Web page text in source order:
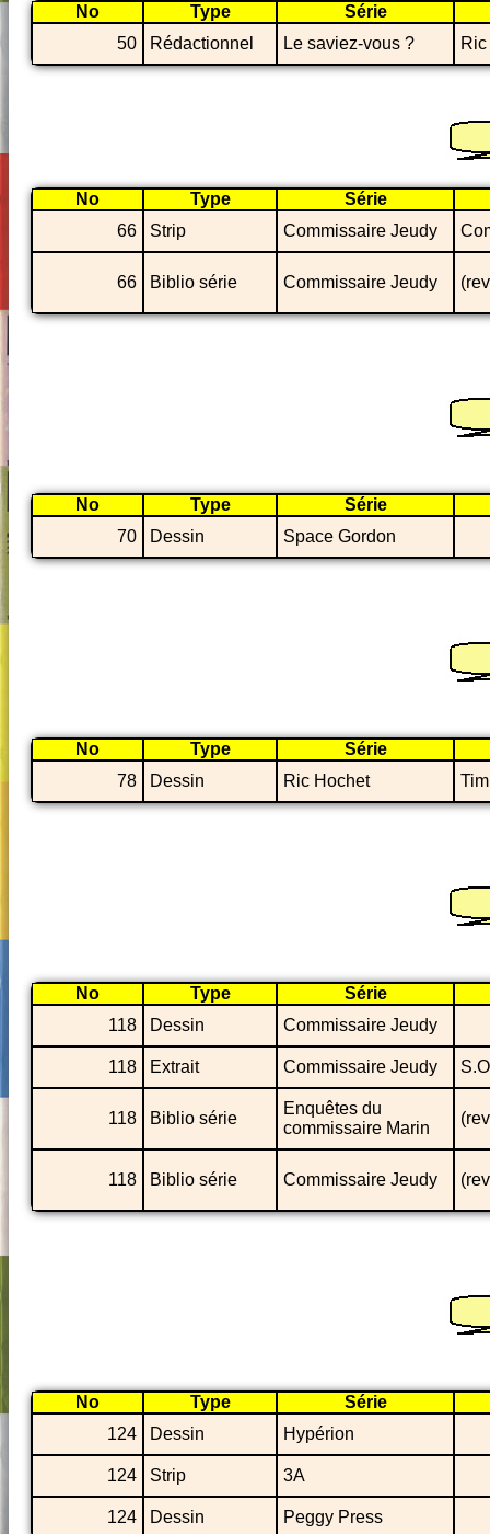
No Type
Série
50
Rédactionnel Le saviez-vous ?
No Type
Série
66
Strip Commissaire Jeudy
66 Biblio série Commissaire Jeudy
No Type
Série
70
Dessin Space Gordon
No Type
Série
78
Dessin Ric Hochet
No Type
Série
118
Dessin Commissaire Jeudy
118 Extrait Commissaire Jeudy
118 Biblio série
Enquêtes du
commissaire Marin
118 Biblio série Commissaire Jeudy
No Type
Série
124
Dessin Hypérion
124 Strip 3A
124 Dessin Peggy Press